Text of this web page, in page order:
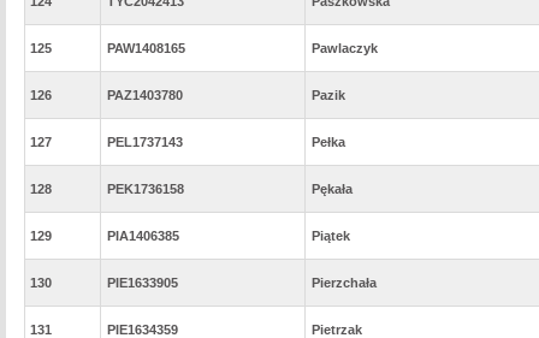
125 PAW1408165 Pawlaczyk
126 PAZ1403780 Pazik
127 PEL1737143 Pełka
128 PEK1736158 Pękała
129 PIA1406385 Piątek
130 PIE1633905 Pierzchała
131 PIE1634359 Pietrzak